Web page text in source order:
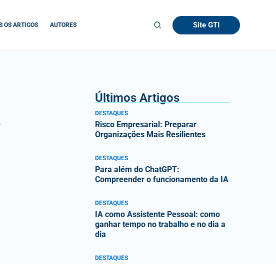
OS ARTIGOS AUTORES Site GTI
Últimos Artigos
DESTAQUES
Risco Empresarial: Preparar
Organizações Mais Resilientes
DESTAQUES
Para além do ChatGPT:
Compreender o funcionamento da IA
DESTAQUES
IA como Assistente Pessoal: como
ganhar tempo no trabalho e no dia a
dia
DESTAQUES